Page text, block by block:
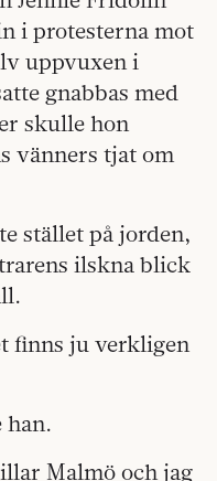
i protesterna mot
uppvuxen i
gnabbas med
skulle hon
vänners tjat om
stället på jorden,
ilskna blick
finns ju verkligen
han.
Malmö och jag